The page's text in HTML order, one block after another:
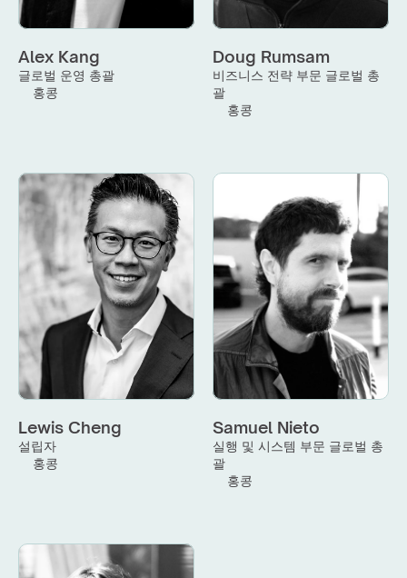
Alex Kang
글로벌 운영 총괄
홍콩
Doug Rumsam
비즈니스 전략 부문 글로벌 총
괄
홍콩
Lewis Cheng
설립자
홍콩
Samuel Nieto
실행 및 시스템 부문 글로벌 총
괄
홍콩